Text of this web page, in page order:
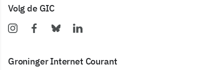
Volg de GIC
Groninger Internet Courant